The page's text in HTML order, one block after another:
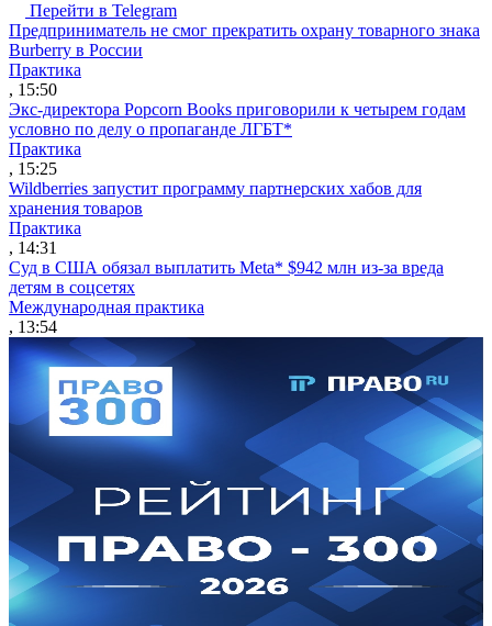
Перейти в Telegram
Предприниматель не смог прекратить охрану товарного знака
Burberry в России
Практика
, 15:50
Экс-директора Popcorn Books приговорили к четырем годам
условно по делу о пропаганде ЛГБТ*
Практика
, 15:25
Wildberries запустит программу партнерских хабов для
хранения товаров
Практика
, 14:31
Суд в США обязал выплатить Meta* $942 млн из-за вреда
детям в соцсетях
Международная практика
, 13:54